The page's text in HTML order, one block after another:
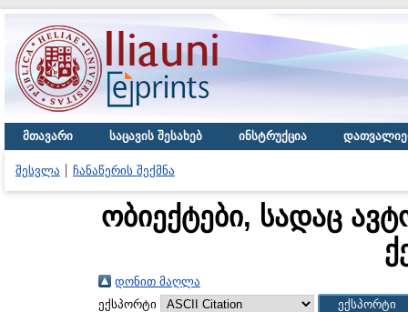
მთავარი საცავის შესახებ ინსტრუქცია
შესვლა ჩანაწერის შექმნა
ობიექტები, სადაც
დონით მაღლა
ექსპორტი